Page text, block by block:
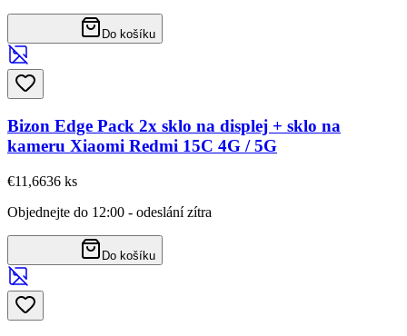
Do košíku
Bizon Edge Pack 2x sklo na displej + sklo na
kameru Xiaomi Redmi 15C 4G / 5G
€11,6636 ks
Objednejte do 12:00 - odeslání zítra
Do košíku